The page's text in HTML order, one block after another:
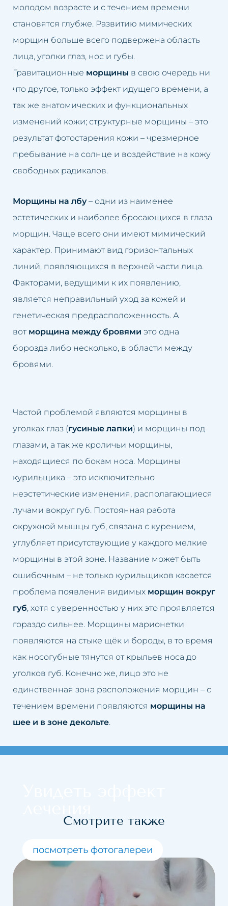
Жирная кожа
Розовые угри
Потеря упругости кожи на
лице
Мешки под глазами
Выпадение волос
Запавшее лицо
Лимфатические застои
Морщины
Удаление пигментаций
Удаление растяжек
Удаление татуировки
Удаление жировой ткани
Удаление мешков под глазами
Удаление морщин
Отбеливание интимных зон
складок
Заполнение долины слез
Закрытие капилляров
Карбокситерапия
Чистка лица с помощью
водорода
Кавитационный пилинг
Краков
молодом возрасте и с течением времени
становятся глубже. Развитию мимических
морщин больше всего подвержена область
лица, уголки глаз, нос и губы.
Гравитационные морщины в свою очередь ни
что другое, только эффект идущего времени, а
так же анатомических и функциональных
изменений кожи; структурные морщины – это
результат фотостарения кожи – чрезмерное
пребывание на солнце и воздействие на кожу
свободных радикалов.
Морщины на лбу– одни из наименее
эстетических и наиболее бросающихся в глаза
морщин. Чаще всего они имеют мимический
характер. Принимают вид горизонтальных
линий, появляющихся в верхней части лица.
Факторами, ведущими к их появлению,
является неправильный уход за кожей и
генетическая предрасположенность. А
вот морщина между бровями это одна
борозда либо несколько, в области между
бровями.
Частой проблемой являются морщины в
уголках глаз (гусиные лапки) и морщины под
глазами, а так же кроличьи морщины,
находящиеся по бокам носа. Морщины
курильщика – это исключительно
неэстетические изменения, располагающиеся
лучами вокруг губ. Постоянная работа
окружной мышцы губ, связана с курением,
углубляет присутствующие у каждого мелкие
морщины в этой зоне. Название может быть
ошибочным – не только курильщиков касается
проблема появления видимых морщин вокруг
губ, хотя с уверенностью у них это проявляется
гораздо сильнее. Морщины марионетки
появляются на стыке щёк и бороды, в то время
как носогубные тянутся от крыльев носа до
уголков губ. Конечно же, лицо это не
единственная зона расположения морщин – с
течением времени появляются морщины на
шее и в зоне декольте.
посмотреть фотогалереи
Смотрите также